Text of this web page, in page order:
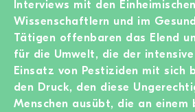
Interviews mit den
Wissenschaftlern und im
Tätigen offenbaren das Elend
für die Umwelt, die der
Einsatz von Pestiziden mit sich
den Druck, den diese
Menschen ausübt, die an einem